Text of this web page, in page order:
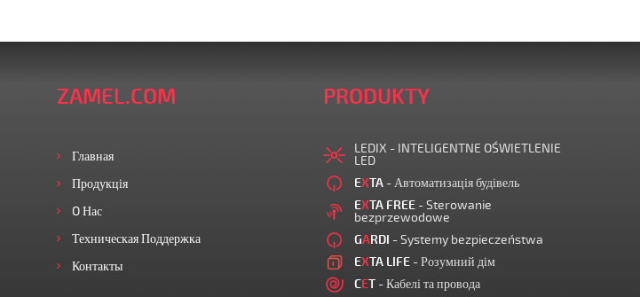
ZAMEL.COM
Главная
Продукція
O Нас
Техническая Поддержка
Контакты
PRODUKTY
LEDIX - INTELIGENTNE OŚWIETLENIE
LED
EXTA - Автоматизація будівель
EXTA FREE - Sterowanie
bezprzewodowe
GARDI - Systemy bezpieczeństwa
EXTA LIFE - Розумний дім
CET - Кабелі та провода